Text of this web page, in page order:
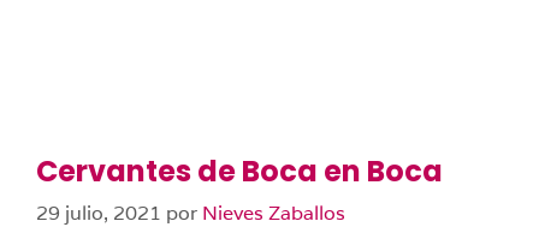
Cervantes de Boca en Boca
29 julio, 2021 por Nieves Zaballos